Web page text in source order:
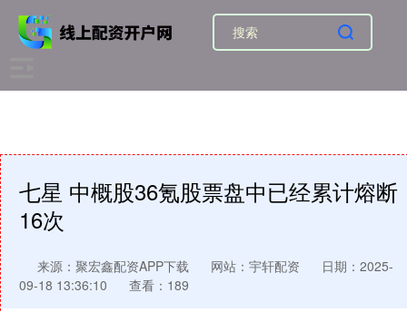
七星 中概股36氪股票盘中已经累计熔断
16次
来源：聚宏鑫配资APP下载 网站：宇轩配资
日期：2025-
09-18 13:36:10
查看：189